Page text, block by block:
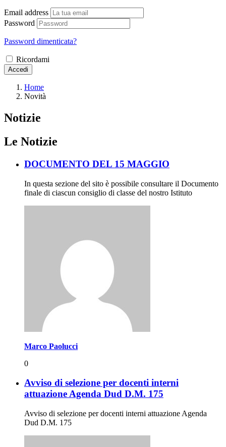
Email address
Password
Password dimenticata?
Ricordami
Accedi
Home
Novità
Notizie
Le Notizie
DOCUMENTO DEL 15 MAGGIO
In questa sezione del sito è possibile consultare il Documento
finale di ciascun consiglio di classe del nostro Istituto
Marco Paolucci
0
Avviso di selezione per docenti interni
attuazione Agenda Dud D.M. 175
Avviso di selezione per docenti interni attuazione Agenda
Dud D.M. 175